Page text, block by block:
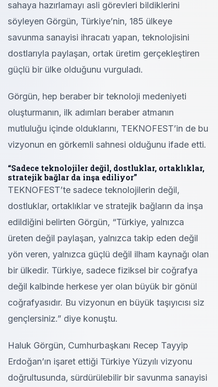
sahaya hazırlamayı asli görevleri bildiklerini
söyleyen Görgün, Türkiye’nin, 185 ülkeye
savunma sanayisi ihracatı yapan, teknolojisini
dostlarıyla paylaşan, ortak üretim gerçekleştiren
güçlü bir ülke olduğunu vurguladı.
Görgün, hep beraber bir teknoloji medeniyeti
oluşturmanın, ilk adımları beraber atmanın
mutluluğu içinde olduklarını, TEKNOFEST’in de bu
vizyonun en görkemli sahnesi olduğunu ifade etti.
“Sadece teknolojiler değil, dostluklar, ortaklıklar,
stratejik bağlar da inşa ediliyor”
TEKNOFEST’te sadece teknolojilerin değil,
dostluklar, ortaklıklar ve stratejik bağların da inşa
edildiğini belirten Görgün, “Türkiye, yalnızca
üreten değil paylaşan, yalnızca takip eden değil
yön veren, yalnızca güçlü değil ilham kaynağı olan
bir ülkedir. Türkiye, sadece fiziksel bir coğrafya
değil kalbinde herkese yer olan büyük bir gönül
coğrafyasıdır. Bu vizyonun en büyük taşıyıcısı siz
gençlersiniz.” diye konuştu.
Haluk Görgün, Cumhurbaşkanı Recep Tayyip
Erdoğan’ın işaret ettiği Türkiye Yüzyılı vizyonu
doğrultusunda, sürdürülebilir bir savunma sanayisi